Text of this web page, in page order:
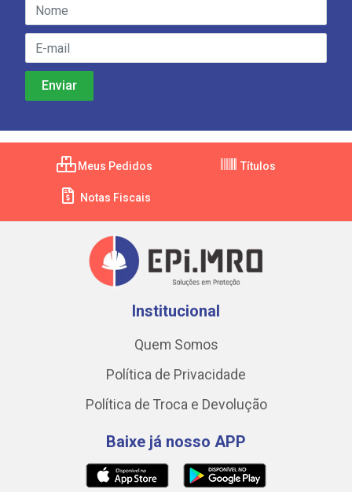
Meus Pedidos Títulos
Notas Fiscais
Institucional
Quem Somos
Política de Privacidade
Política de Troca e Devolução
Baixe já nosso APP